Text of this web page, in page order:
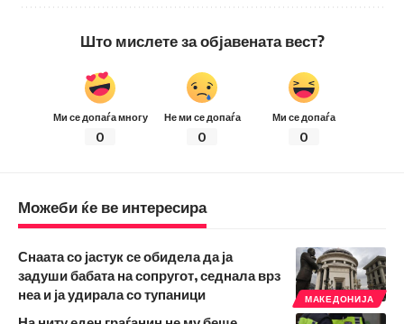
Што мислете за објавената вест?
Ми се допаѓа многу
0
Не ми се допаѓа
0
Ми се допаѓа
0
Можеби ќе ве интересира
МАКЕДОНИЈА
Снаата со јастук се обидела да ја
задуши бабата на сопругот, седнала врз
неа и ја удирала со тупаници